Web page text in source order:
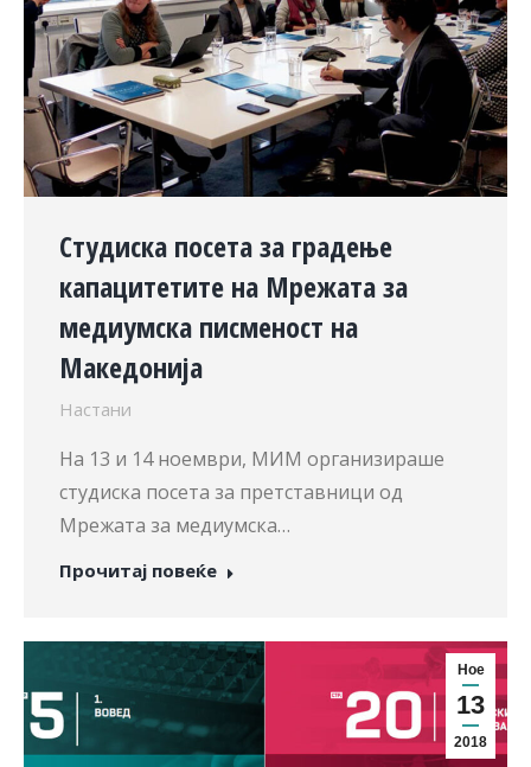
Студиска посета за градење
капацитетите на Мрежата за
медиумска писменост на
Македонија
Настани
На 13 и 14 ноември, МИМ организираше
студиска посета за претставници од
Мрежата за медиумска…
Прочитај повеќе
Ное
13
2018